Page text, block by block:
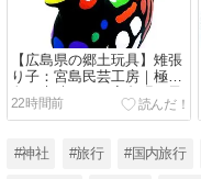
【広島県の郷土玩具】雉張
り子：宮島民芸工房｜極彩
色が素晴らしい宮島張り子
22時間前
#神社 #旅行 #国内旅行